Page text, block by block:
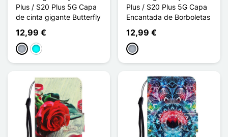
Plus / S20 Plus 5G Capa
de cinta gigante Butterfly
12,99 €
Cinzento
Ciano
Plus / S20 Plus 5G Capa
Encantada de Borboletas
12,99 €
Cinzento